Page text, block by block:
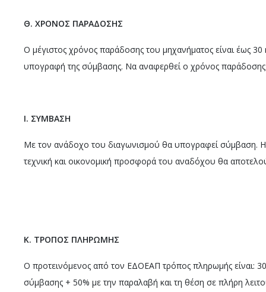
Θ. ΧΡΟΝΟΣ ΠΑΡΑΔΟΣΗΣ
Ο μέγιστος χρόνος παράδοσης του μηχανήματος είναι έως 30
υπογραφή της σύμβασης. Να αναφερθεί ο χρόνος
Ι. ΣΥΜΒΑΣΗ
Με τον ανάδοχο του διαγωνισμού θα υπογραφεί σύμβαση.
τεχνική και οικονομική προσφορά του αναδόχου θα
Κ. ΤΡΟΠΟΣ ΠΛΗΡΩΜΗΣ
Ο προτεινόμενος από τον ΕΔΟΕΑΠ τρόπος πληρωμής είναι:
σύμβασης + 50% με την παραλαβή και τη θέση σε πλήρη